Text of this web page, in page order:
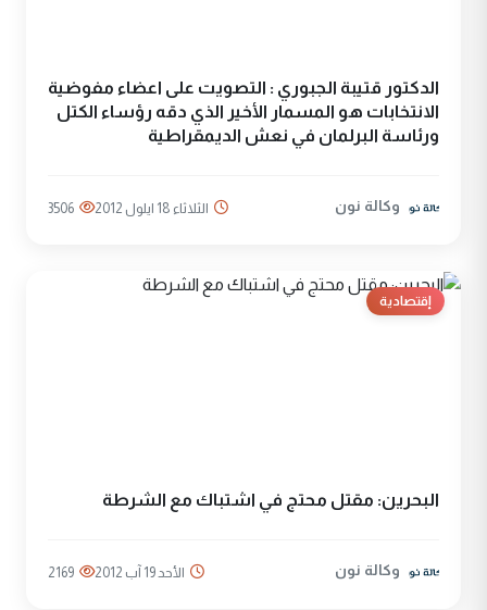
الدكتور قتيبة الجبوري : التصويت على اعضاء مفوضية
الانتخابات هو المسمار الأخير الذي دقه رؤساء الكتل
ورئاسة البرلمان في نعش الديمقراطية
وكالة نون الثلاثاء 18 ايلول 2012 3506
إقتصادية
البحرين: مقتل محتج في اشتباك مع الشرطة
وكالة نون الأحد 19 آب 2012 2169